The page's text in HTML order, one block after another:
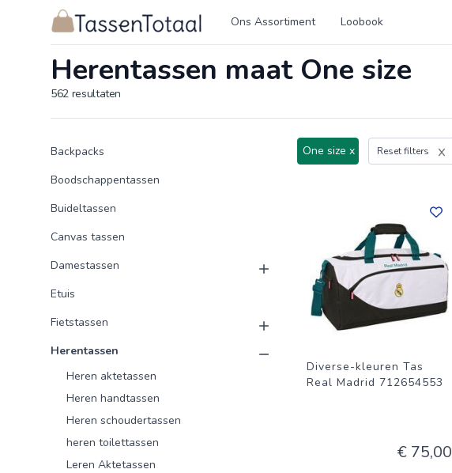
Logo Tassentotaal.nl Ons Assortiment Loobook
Herentassen maat One size
562 resultaten
Producten
Product categorieën
Backpacks
Boodschappentassen
Buideltassen
Canvas tassen
Damestassen
Etuis
Fietstassen
Herentassen
Heren aktetassen
Heren handtassen
Heren schoudertassen
heren toilettassen
Leren Aktetassen
One size x Reset filters
Diverse-kleuren Tas
Real Madrid 712654553
€ 75,00